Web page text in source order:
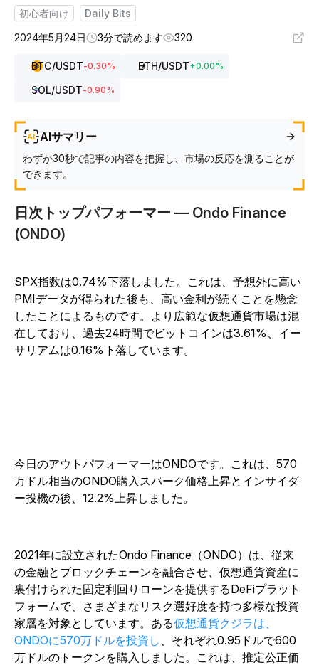
初心者向け
Daily Bits
2024年5月24日
3分で読めます 320
BTC/USDT-0.30% ETH/USDT+0.00%
SOL/USDT-0.90%
AIサマリー
わずか30秒で記事の内容を把握し、市場の反応を測ることが
できます。
日次トップパフォーマー — Ondo Finance
(ONDO)
SPX指数は0.74%下落しました。これは、予想外に高い
PMIデータが得られた後も、高い金利が続くことを懸念
したことによるものです。より広範な仮想通貨市場は混
在しており、過去24時間でビットコインは3.61%、イー
サリアムは0.16%下落しています。
今日のアウトパフォーマーはONDOです。これは、570
万ドル相当のONDO購入スパーク価格上昇とインサイダ
ー投機の後、12.2%上昇しました。
2021年に設立されたOndo Finance（ONDO）は、従来
の金融とブロックチェーンを融合させ、仮想通貨資産に
裏付けられた固定利回りローンを提供するDeFiプラット
フォームで、さまざまなリスク選好度を持つ多様な投資
家層を対象としています。 ある仮想通貨クジラは、
ONDOに570万ドルを投資し 、それぞれ0.95ドルで600
万ドルのトークンを購入しました。これは、推定公正価